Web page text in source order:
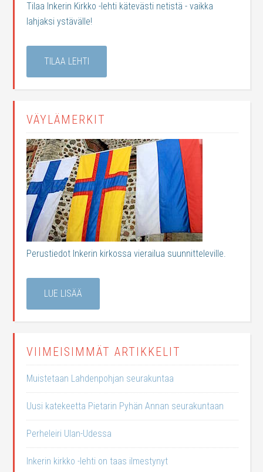
Tilaa Inkerin Kirkko -lehti kätevästi netistä - vaikka
lahjaksi ystävälle!
TILAA LEHTI
VÄYLÄMERKIT
Perustiedot Inkerin kirkossa vierailua suunnitteleville.
LUE LISÄÄ
VIIMEISIMMÄT ARTIKKELIT
Muistetaan Lahdenpohjan seurakuntaa
Uusi katekeetta Pietarin Pyhän Annan seurakuntaan
Perheleiri Ulan-Udessa
Inkerin kirkko -lehti on taas ilmestynyt